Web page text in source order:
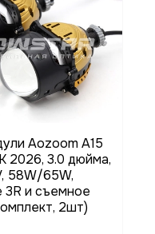
Aozoom A15
2026, 3.0 дюйма,
58W/65W,
3R и съемное
2шт)